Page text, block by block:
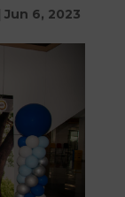
Jun 6, 2023